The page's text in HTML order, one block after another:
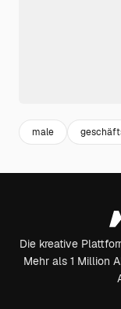
male
Die kreative
Mehr als 1 Million